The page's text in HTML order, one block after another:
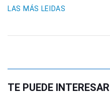
LAS MÁS LEIDAS
TE PUEDE INTERESAR